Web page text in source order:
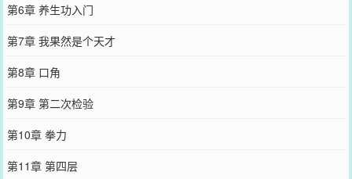
第6章 养生功入门
第7章 我果然是个天才
第8章 口角
第9章 第二次检验
第10章 拳力
第11章 第四层